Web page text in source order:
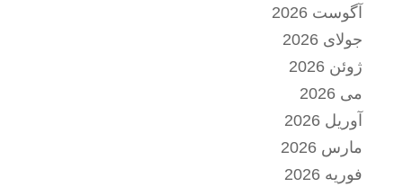
آگوست 2026
جولای 2026
ژوئن 2026
می 2026
آوریل 2026
مارس 2026
فوریه 2026